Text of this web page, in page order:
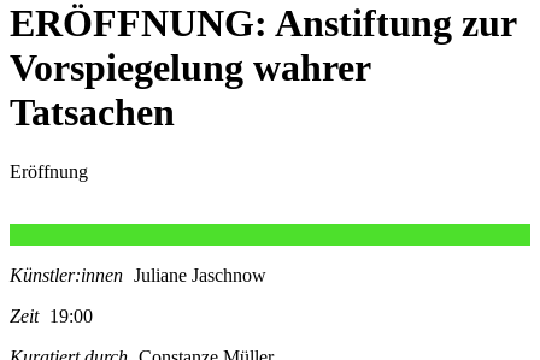
ERÖFFNUNG: Anstiftung zur
Vorspiegelung wahrer
Tatsachen
Eröffnung
Künstler:innen Juliane Jaschnow
Zeit 19:00